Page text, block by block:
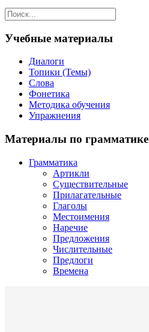
Учебные материалы
Диалоги
Топики (Темы)
Слова
Фонетика
Методика обучения
Упражнения
Материалы по грамматике
Грамматика
Артикли
Существительные
Прилагательные
Глаголы
Местоимения
Наречие
Предложения
Числительные
Предлоги
Времена